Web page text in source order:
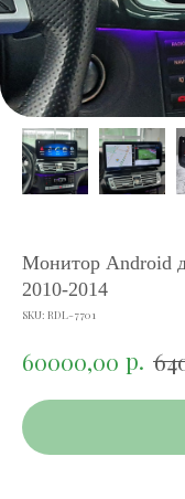
Монитор Android
2010-2014
SKU: RDL-7701
60000,00 р.